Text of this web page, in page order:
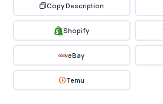
Copy Description
Shopify
eBay
Temu